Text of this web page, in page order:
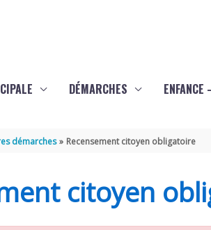
DÉMARCHES ENFANCE
démarches Recensement citoyen obligatoire
citoyen